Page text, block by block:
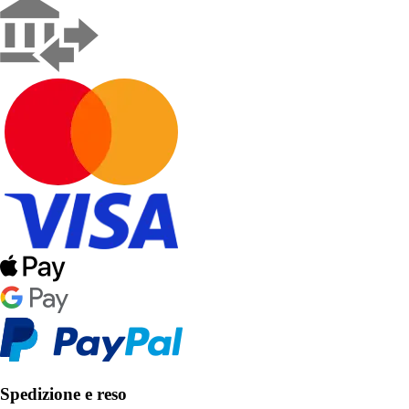
Spedizione e reso